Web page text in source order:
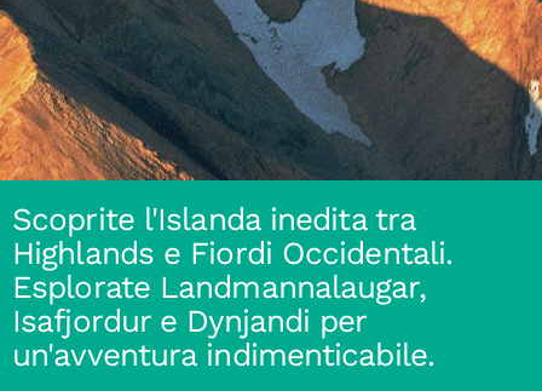
Scoprite l'Islanda inedita tra
Highlands e Fiordi Occidentali.
Esplorate Landmannalaugar,
Isafjordur e Dynjandi per
un'avventura indimenticabile.